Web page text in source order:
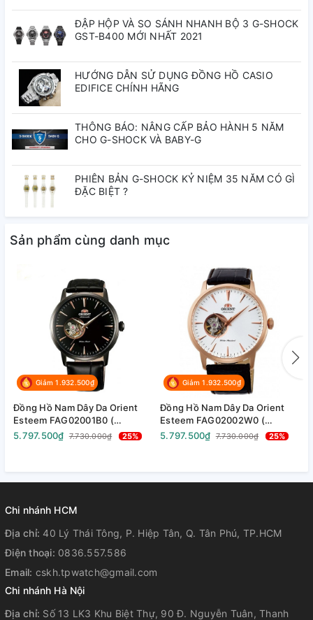
ĐẬP HỘP VÀ SO SÁNH NHANH BỘ 3 G-SHOCK
GST-B400 MỚI NHẤT 2021
HƯỚNG DẪN SỬ DỤNG ĐỒNG HỒ CASIO
EDIFICE CHÍNH HÃNG
THÔNG BÁO: NÂNG CẤP BẢO HÀNH 5 NĂM
CHO G-SHOCK VÀ BABY-G
PHIÊN BẢN G-SHOCK KỶ NIỆM 35 NĂM CÓ GÌ
ĐẶC BIỆT ?
Sản phẩm cùng danh mục
Giảm 1.932.500₫
Đồng Hồ Nam Dây Da Orient
Esteem FAG02001B0 (
SAG02001B0 ) ( TAG02001B0 )
5.797.500₫ 7.730.000₫ 25%
Giảm 1.932.500₫
Đồng Hồ Nam Dây Da Orient
Esteem FAG02002W0 (
SAG02002W0 ) (
5.797.500₫ 7.730.000₫ 25%
Chi nhánh HCM
Địa chỉ: 40 Lý Thái Tông, P. Hiệp Tân, Q. Tân Phú, TP.HCM
Điện thoại: 0836.557.586
Email: cskh.tpwatch@gmail.com
Chi nhánh Hà Nội
Địa chỉ: Số 13 LK3 Khu Biệt Thự, 90 Đ. Nguyễn Tuân, Thanh